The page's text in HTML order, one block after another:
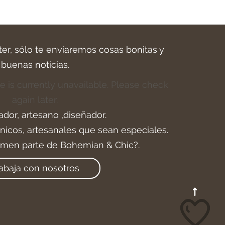
sólo te enviaremos cosas bonitas y
buenas noticias.
is currently unavailable. Please check
again later.
artesano ,diseñador.
artesanales que sean especiales.
parte de Bohemian & Chic?.
con nosotros